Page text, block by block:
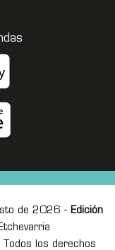
de 2026 - Edición
los derechos